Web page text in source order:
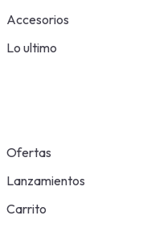
Accesorios
Lo ultimo
Ofertas
Lanzamientos
Carrito